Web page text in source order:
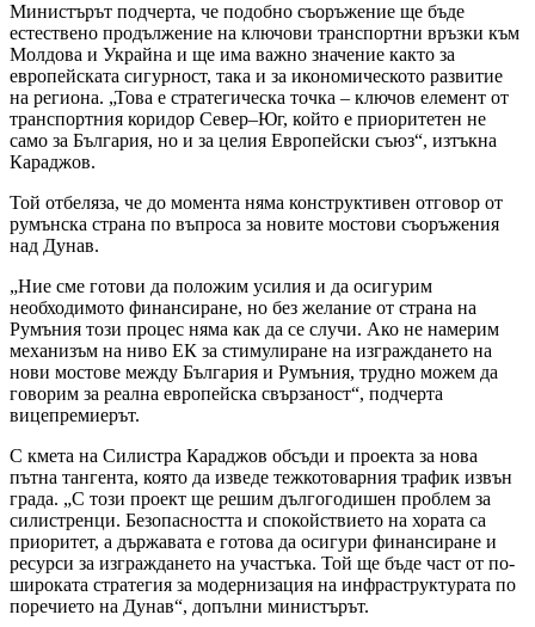
Министърът подчерта, че подобно съоръжение ще бъде
естествено продължение на ключови транспортни връзки към
Молдова и Украйна и ще има важно значение както за
европейската сигурност, така и за икономическото развитие
на региона. „Това е стратегическа точка – ключов елемент от
транспортния коридор Север–Юг, който е приоритетен не
само за България, но и за целия Европейски съюз“, изтъкна
Караджов.
Той отбеляза, че до момента няма конструктивен отговор от
румънска страна по въпроса за новите мостови съоръжения
над Дунав.
„Ние сме готови да положим усилия и да осигурим
необходимото финансиране, но без желание от страна на
Румъния този процес няма как да се случи. Ако не намерим
механизъм на ниво ЕК за стимулиране на изграждането на
нови мостове между България и Румъния, трудно можем да
говорим за реална европейска свързаност“, подчерта
вицепремиерът.
С кмета на Силистра Караджов обсъди и проекта за нова
пътна тангента, която да изведе тежкотоварния трафик извън
града. „С този проект ще решим дългогодишен проблем за
силистренци. Безопасността и спокойствието на хората са
приоритет, а държавата е готова да осигури финансиране и
ресурси за изграждането на участъка. Той ще бъде част от по-
широката стратегия за модернизация на инфраструктурата по
поречието на Дунав“, допълни министърът.